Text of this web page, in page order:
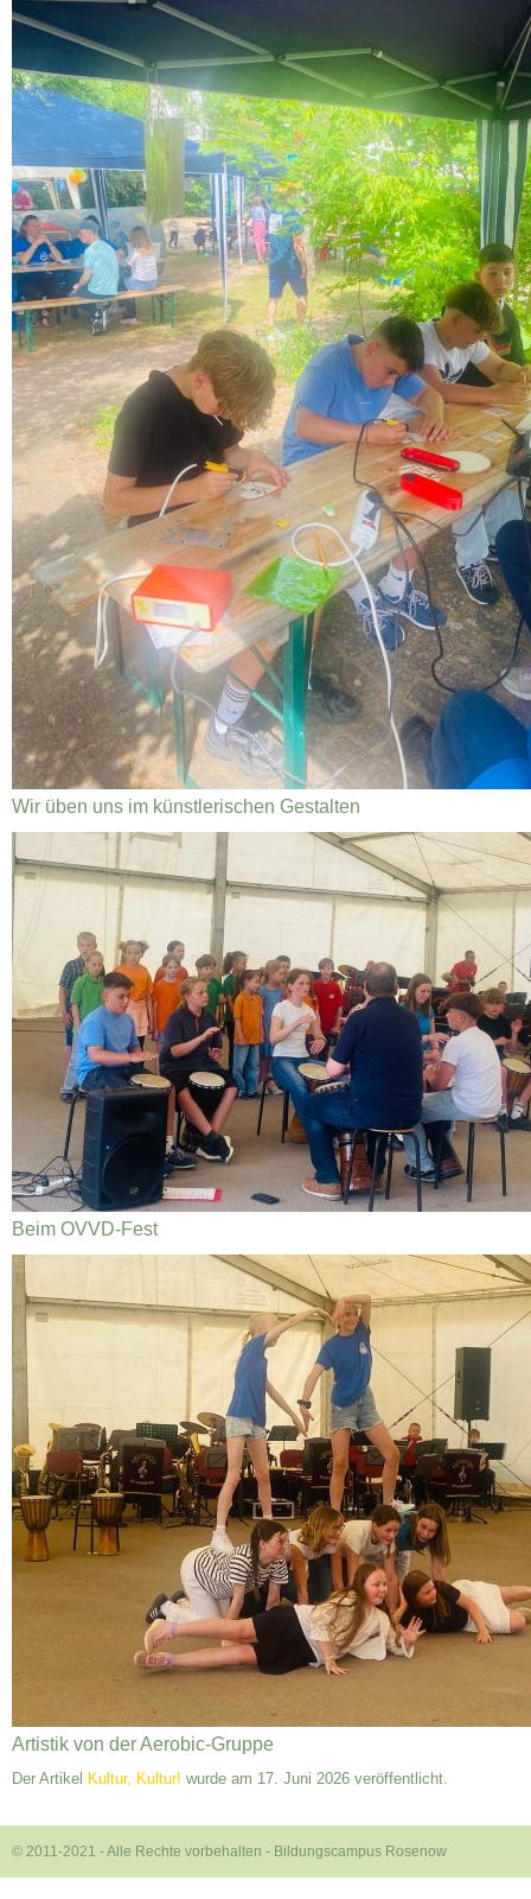
Wir üben uns im künstlerischen Gestalten
Beim OVVD-Fest
Artistik von der Aerobic-Gruppe
Der Artikel Kultur, Kultur! wurde am 17. Juni 2026 veröffentlicht.
© 2011-2021 - Alle Rechte vorbehalten - Bildungscampus Rosenow